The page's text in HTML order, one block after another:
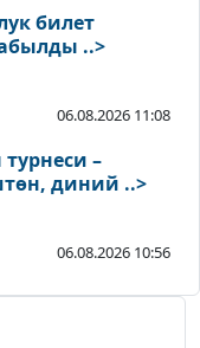
билет
..>
06.08.2026 11:08
–
светтик түзүлүштөн, диний ..>
06.08.2026 10:56